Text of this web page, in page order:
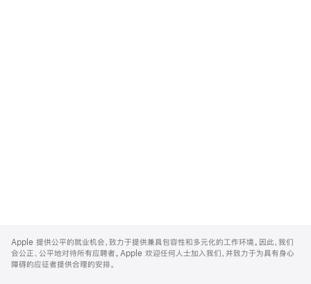
Footer
Apple 提供公平的就业机会，致力于提供兼具包容性和多元化的工作环境。因此，我们
会公正、公平地对待所有应聘者。Apple 欢迎任何人士加入我们，并致力于为具有身心
障碍的应征者提供合理的安排。